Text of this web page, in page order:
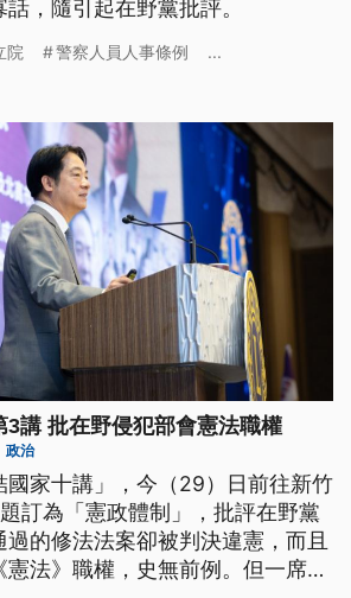
，隨引起在野黨批評。
院 警察人員人事條例 ...
3講 批在野侵犯部會憲法職權
政治
國家十講」，今（29）日前往新竹
訂為「憲政體制」，批評在野黨
的修法法案卻被判決違憲，而且
憲法》職權，史無前例。但一席